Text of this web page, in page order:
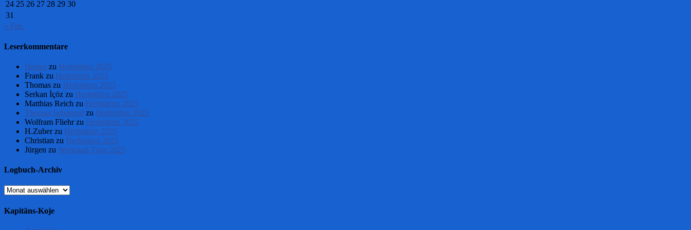
24 25 26 27 28 29 30
31
« Feb.
Leserkommentare
Heiner zu Herbsttörn 2025
Frank zu Herbsttörn 2025
Thomas zu Herbsttörn 2025
Serkan İçöz zu Herbsttörn 2025
Matthias Reich zu Herbsttörn 2025
Thomas Schauseil zu Herbsttörn 2025
Wolfram Fliehrzu Herbsttörn 2025
H.Zuberzu Herbsttörn 2025
Christian zu Herbsttörn 2025
Jürgen zu Werkstatt-Törn 2025
Logbuch-Archiv
Logbuch-
Kapitäns-Koje